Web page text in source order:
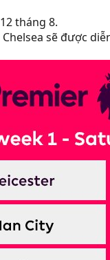
tháng 8.
sẽ được